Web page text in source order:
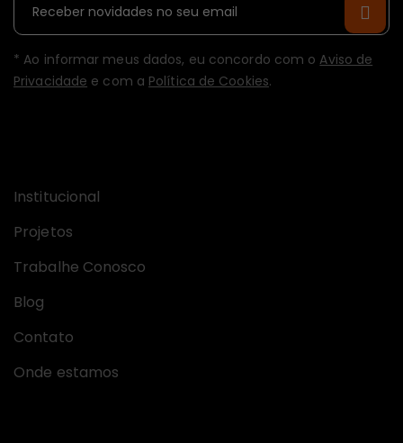
Institucional
Projetos
Trabalhe Conosco
Blog
Contato
Onde estamos
* Ao informar meus dados, eu concordo com o Aviso de
Privacidade e com a Política de Cookies.